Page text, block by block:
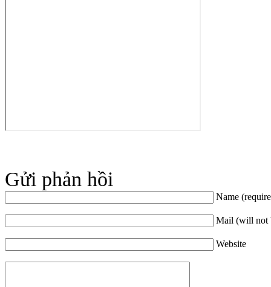
Gửi phản hồi
Name
Mail (will not
Website